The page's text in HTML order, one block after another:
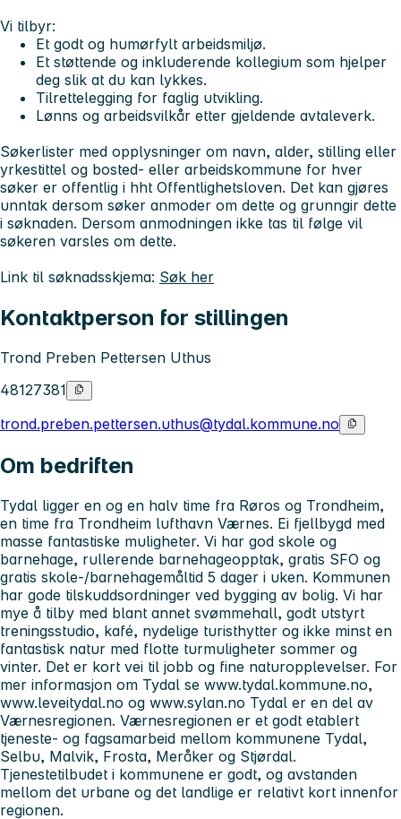
Vi tilbyr:
Et godt og humørfylt arbeidsmiljø.
Et støttende og inkluderende kollegium som hjelper
deg slik at du kan lykkes.
Tilrettelegging for faglig utvikling.
Lønns og arbeidsvilkår etter gjeldende avtaleverk.
Søkerlister med opplysninger om navn, alder, stilling eller
yrkestittel og bosted- eller arbeidskommune for hver
søker er offentlig i hht Offentlighetsloven. Det kan gjøres
unntak dersom søker anmoder om dette og grunngir dette
i søknaden. Dersom anmodningen ikke tas til følge vil
søkeren varsles om dette.
Link til søknadsskjema: Søk her
Kontaktperson for stillingen
Trond Preben Pettersen Uthus
48127381
trond.preben.pettersen.uthus@tydal.kommune.no
Om bedriften
Tydal ligger en og en halv time fra Røros og Trondheim,
en time fra Trondheim lufthavn Værnes. Ei fjellbygd med
masse fantastiske muligheter. Vi har god skole og
barnehage, rullerende barnehageopptak, gratis SFO og
gratis skole-/barnehagemåltid 5 dager i uken. Kommunen
har gode tilskuddsordninger ved bygging av bolig. Vi har
mye å tilby med blant annet svømmehall, godt utstyrt
treningsstudio, kafé, nydelige turisthytter og ikke minst en
fantastisk natur med flotte turmuligheter sommer og
vinter. Det er kort vei til jobb og fine naturopplevelser. For
mer informasjon om Tydal se www.tydal.kommune.no,
www.leveitydal.no og www.sylan.no Tydal er en del av
Værnesregionen. Værnesregionen er et godt etablert
tjeneste- og fagsamarbeid mellom kommunene Tydal,
Selbu, Malvik, Frosta, Meråker og Stjørdal.
Tjenestetilbudet i kommunene er godt, og avstanden
mellom det urbane og det landlige er relativt kort innenfor
regionen.